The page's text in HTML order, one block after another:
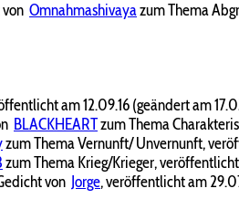
Omnahmashivayazum Thema
am 12.09.16 (geändert am
BLACKHEARTzum Thema
zum Thema Vernunft/ Unvernunft,
zum Thema Krieg/Krieger,
von Jorge, veröffentlicht am